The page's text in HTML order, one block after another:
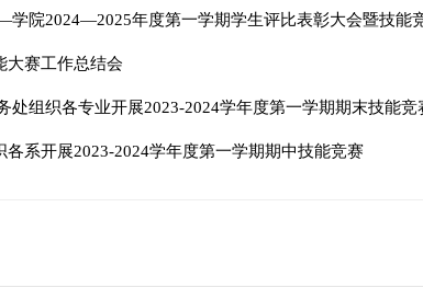
大赛工作总结会
组织各专业开展2023-2024学年度第一学期期末技能竞
系开展2023-2024学年度第一学期期中技能竞赛